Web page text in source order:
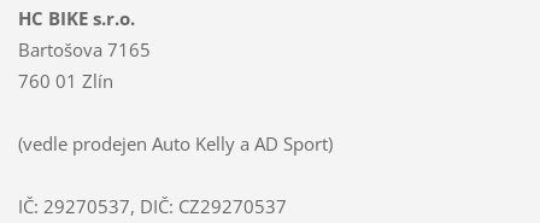
HC BIKE s.r.o.
Bartošova 7165
760 01 Zlín
(vedle prodejen Auto Kelly a AD Sport)
IČ: 29270537, DIČ: CZ29270537